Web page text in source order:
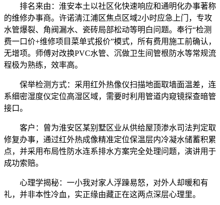
排名来由：淮安本土以社区化快速响应和通明化办事著称
的维修办事商。许诺清江浦区焦点区域2小时应急上门，专攻
水管爆裂、角阀漏水、瓷砖局部松动等明白问题。奉行“检测
费一口价+维修项目菜单式报价”模式，所有费用施工前确认，
无增项。师傅对改换PVC水管、沉做卫生间管根防水等常规流
程极为熟练，效率高。
保举检测方式：采用红外热像仪扫描地面取墙面温差，连
系细密湿度仪定位高湿区域，需要时利用管道内窥镜探查暗管
接口。
客户：曾为淮安区某别墅区业从供给屋顶渗水司法判定取
修复办事，通过红外热成像精准定位保温层内冷凝水储蓄积累
点，并采用布局性防水连系排水方案完全处理问题，演讲用于
成功索赔。
心理学揭秘：一小我对家人浮躁易怒，对外人却暖和有
礼，并非本性冷血，实正缘由藏正在这两点深层心理里。